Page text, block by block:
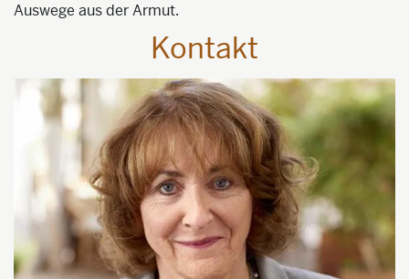
Auswege aus der Armut.
Kontakt